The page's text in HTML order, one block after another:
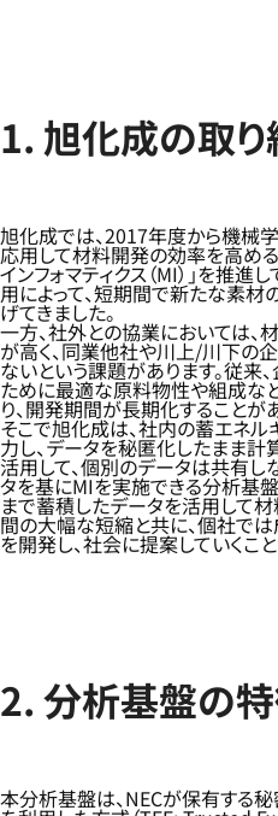
1. 旭化成の取
旭化成では、2017年度から機械
応用して材料開発の効率を高める
インフォマティクス（MI）」を推進
用によって、短期間で新たな素
げてきました。
一方、社外との協業においては
が高く、同業他社や川上/川下の
ないという課題があります。従来
ために最適な原料物性や組成な
り、開発期間が長期化することが
そこで旭化成は、社内の蓄エネ
力し、データを秘匿化したまま
活用して、個別のデータは共有し
タを基にMIを実施できる分析基
まで蓄積したデータを活用して
間の大幅な短縮と共に、個社で
を開発し、社会に提案していくこ
2. 分析基盤の
本分析基盤は、NECが保有する